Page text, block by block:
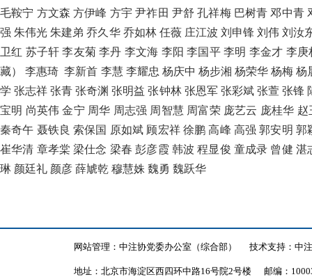
毛鞍宁 方文森 方伊峰 方宇 尹祚田 尹舒 孔祥梅 巴树青 邓中青
强 朱伟光 朱建弟 乔久华 乔如林 任薇 庄江波 刘申锋 刘伟 刘汝
卫红 苏子轩 李友菊 李丹 李文海 李阳 李国平 李明 李金才 李庚
藏）
李惠琦 李新首 李慧 李耀忠 杨庆中 杨步湘 杨荣华 杨梅 杨
学 张志祥 张青 张奇渊 张明益 张钟林 张恩军 张彩斌 张萱 张锋
宝明 尚英伟 金宁 周华 周志强 周智慧 周富荣 庞艺云 庞桂华 赵
秦奇午 聂铁良 索保国 原如斌 顾宏祥 徐鹏 高峰 高强 郭安明 郭
崔华清 章孝棠 梁仕念 梁春 彭彦霞 韩波 程显俊 童成录 曾健 湛
琳 颜廷礼 颜彦 薛虓乾 穆慧姝 魏勇 魏跃华
网站管理：中注协党委办公室（综合部） 技术支持：中
地址：北京市海淀区西四环中路16号院2号楼 邮编：